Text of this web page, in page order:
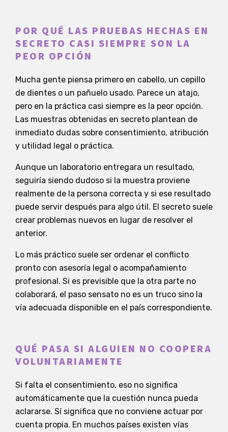
POR QUÉ LAS PRUEBAS HECHAS EN
SECRETO CASI SIEMPRE SON LA
PEOR OPCIÓN
Mucha gente piensa primero en cabello, un cepillo
de dientes o un pañuelo usado. Parece un atajo,
pero en la práctica casi siempre es la peor opción.
Las muestras obtenidas en secreto plantean de
inmediato dudas sobre consentimiento, atribución
y utilidad legal o práctica.
Aunque un laboratorio entregara un resultado,
seguiría siendo dudoso si la muestra proviene
realmente de la persona correcta y si ese resultado
puede servir después para algo útil. El secreto suele
crear problemas nuevos en lugar de resolver el
anterior.
Lo más práctico suele ser ordenar el conflicto
pronto con asesoría legal o acompañamiento
profesional. Si es previsible que la otra parte no
colaborará, el paso sensato no es un truco sino la
vía adecuada disponible en el país correspondiente.
QUÉ PASA SI ALGUIEN NO COOPERA
VOLUNTARIAMENTE
Si falta el consentimiento, eso no significa
automáticamente que la cuestión nunca pueda
aclararse. Sí significa que no conviene actuar por
cuenta propia. En muchos países existen vías